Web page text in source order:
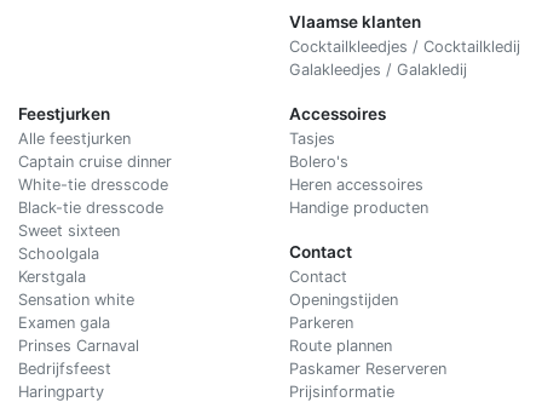
Vlaamse klanten
Cocktailkleedjes / Cocktailkledij
Galakleedjes / Galakledij
Feestjurken
Alle feestjurken
Captain cruise dinner
White-tie dresscode
Black-tie dresscode
Sweet sixteen
Schoolgala
Kerstgala
Sensation white
Examen gala
Prinses Carnaval
Bedrijfsfeest
Haringparty
Accessoires
Tasjes
Bolero's
Heren accessoires
Handige producten
Contact
Contact
Openingstijden
Parkeren
Route plannen
Paskamer Reserveren
Prijsinformatie